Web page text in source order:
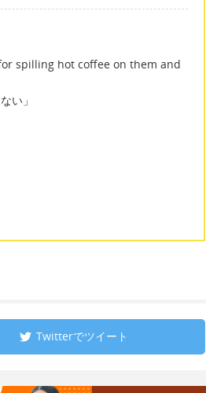
spilling hot coffee on them and
い」
Twitterでツイート